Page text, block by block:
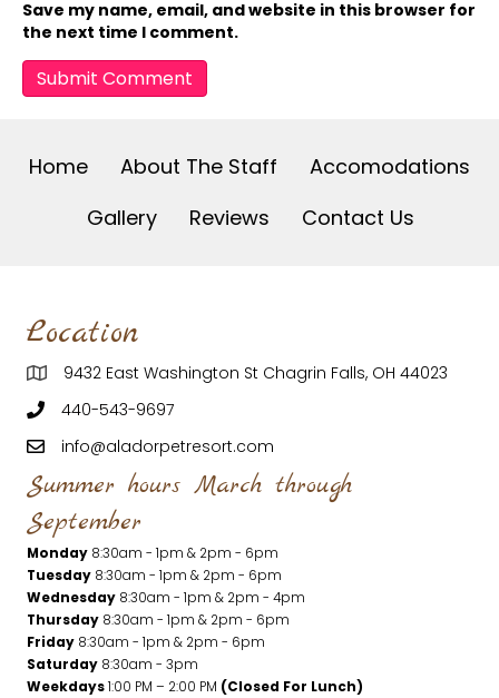
Save my name, email, and website in this browser for
the next time I comment.
Home About The Staff
Accomodations
Gallery
Reviews Contact Us
Location
9432 East Washington St Chagrin Falls, OH 44023
440-543-9697
info@aladorpetresort.com
Summer hours March through
September
Monday 8:30am - 1pm & 2pm - 6pm
Tuesday 8:30am - 1pm & 2pm - 6pm
Wednesday 8:30am - 1pm & 2pm - 4pm
Thursday 8:30am - 1pm & 2pm - 6pm
Friday 8:30am - 1pm & 2pm - 6pm
Saturday 8:30am - 3pm
Weekdays1:00 PM – 2:00 PM (Closed For Lunch)